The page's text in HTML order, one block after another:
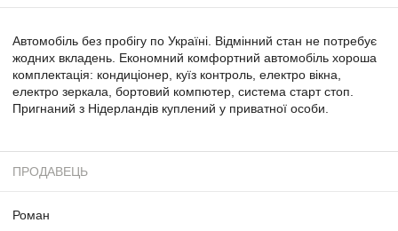
Автомобіль без пробігу по Україні. Відмінний стан не потребує
жодних вкладень. Економний комфортний автомобіль хороша
комплектація: кондиціонер, куїз контроль, електро вікна,
електро зеркала, бортовий компютер, система старт стоп.
Пригнаний з Нідерландів куплений у приватної особи.
ПРОДАВЕЦЬ
Роман